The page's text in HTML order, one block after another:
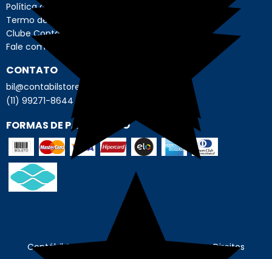
Política de Privacidade
Termo de Uso - Usuário
Clube Contábil Store
Fale com o Encarregado de Dados
CONTATO
bil@contabilstore.org.br
(11) 99271-8644
FORMAS DE PAGAMENTO
Contábil Store - © Contábil Store. Todos os Direitos